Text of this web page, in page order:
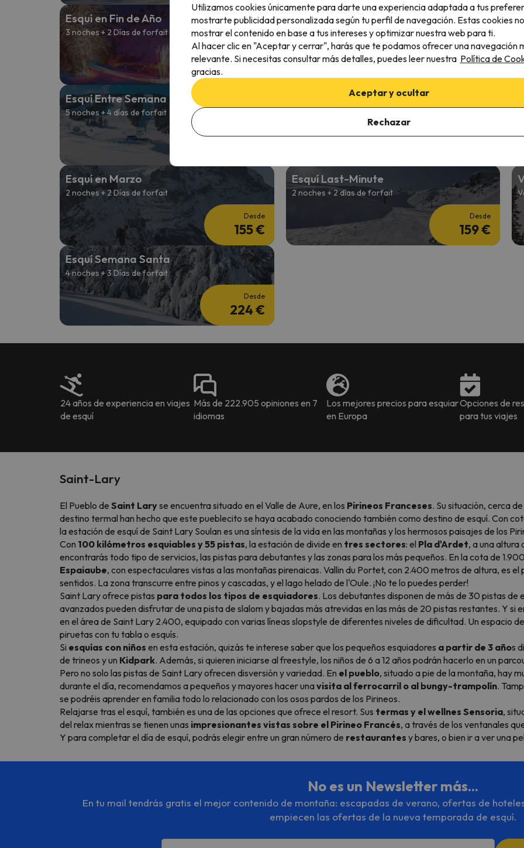
Esquí en Fin de Año
3 noches + 2 Días de forfait
Esquí en Reyes
4 noches + 3 Días de forfait
Desde
Esquí Entre Semana
5 noches + 4 días de forfait
Desde
Semana de Esquí
Desde
Esquí en Marzo
2 noches + 2 Días de forfait
Desde
155 €
Esquí Last-Minute
2 noches + 2 días de forfait
Desde
159 €
Esquí Semana Santa
4 noches + 3 Días de forfait
Desde
224 €
24 años de experiencia en viajes
de esquí
Más de 222.905 opiniones en 7
idiomas
Los mejores precios para esquiar
en Europa
Opciones de
para tus viajes
Saint-Lary
El Pueblo de Saint Laryse encuentra situado en el Valle de Aure, en los Pirineos Franceses. Su situación, cerca
destino termal han hecho que este pueblecito se haya acabado conociendo también como destino de esquí. Con
la estación de esquí de Saint Lary Soulan es una síntesis de la vida en las montañas y los hermosos paisajes de los
Con 100 kilómetros esquiables y 55 pistas, la estación de divide en tres sectores: el Pla d'Ardet, a una altura
encontrarás todo tipo de servicios, las pistas para debutantes y las zonas para los más pequeños. En la cota de
Espaiaube, con espectaculares vistas a las montañas pirenaicas. Vallin du Portet, con 2.400 metros de altura, es
sentidos. La zona transcurre entre pinos y cascadas, y el lago helado de l'Oule. ¡No te lo puedes perder!
Saint Lary ofrece pistas para todos los tipos de esquiadores. Los debutantes disponen de más de 30 pistas de
avanzados pueden disfrutar de una pista de slalom y bajadas más atrevidas en las más de 20 pistas restantes. Y si
en el área de Saint Lary 2.400, equipado con varias líneas slopstyle de diferentes niveles de dificultad. Un espacio
piruetas con tu tabla o esquís.
Si esquías con niños en esta estación, quizás te interese saber que los pequeños esquiadores a partir de 3 años
de trineos y un Kidpark. Además, si quieren iniciarse al freestyle, los niños de 6 a 12 años podrán hacerlo en un
Pero no solo las pistas de Saint Lary ofrecen disversión y variedad. En el pueblo, situado a pie de la montaña, hay
durante el día, recomendamos a pequeños y mayores hacer unavisita al ferrocarril o al bungy-trampolín.
se podréis aprender en familia todo lo relacionado con los osos pardos de los Pirineos.
Relajarse tras el esquí, también es una de las opciones que ofrece el resort. Sus termas y el wellnes Sensoria,
del relax mientras se tienen unas impresionantes vistas sobre el Pirineo Francés, a través de los ventanales
Y para completar el día de esquí, podrás elegir entre un gran número de restaurantes y bares, o bien ir a ver una
No es un Newsletter más...
En tu mail tendrás gratis el mejor contenido de montaña: escapadas de verano, ofertas de
empiecen las ofertas de la nueva temporada de esquí.
Utilizamos cookies únicamente para darte una experiencia adaptada a tus
mostrarte publicidad personalizada según tu perfil de navegación. Estas cookies
mostrar el contenido en base a tus intereses y optimizar nuestra web para ti.
Al hacer clic en "Aceptar y cerrar", harás que te podamos ofrecer una navegación
relevante. Si necesitas consultar más detalles, puedes leer nuestra Política de
gracias.
Aceptar y ocultar
Rechazar